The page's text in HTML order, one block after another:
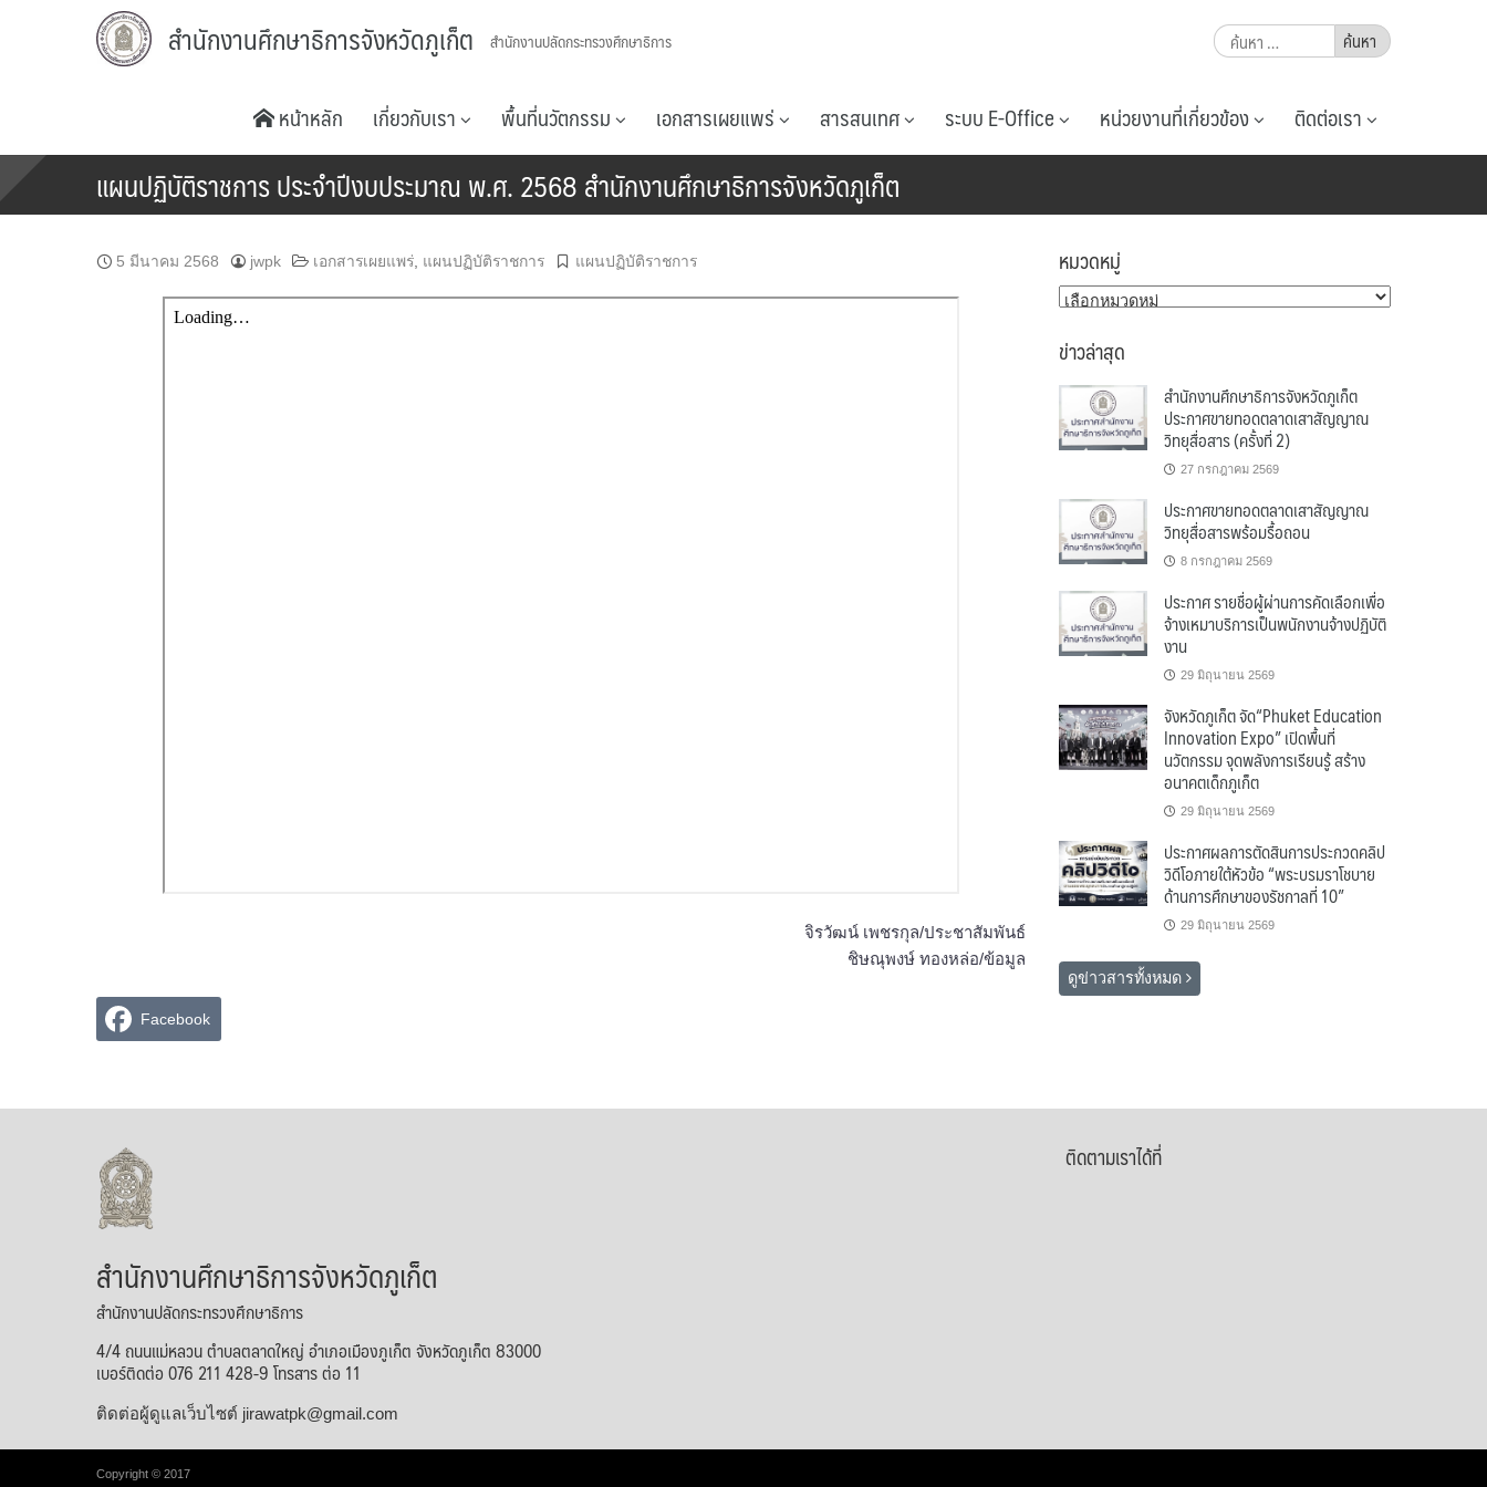
สำนักงานศึกษาธิการจังหวัดภูเก็ต สำนักงานปลัดกระทรวงศึกษาธิการ
ค้นหา
สำหรับ:
หน้าหลัก เกี่ยวกับเรา พื้นที่นวัตกรรม เอกสารเผยแพร่ สารสนเทศ ระบบ E-Office หน่วยงานที่เกี่ยวข้อง ติดต่อเรา
แผนปฏิบัติราชการ ประจำปีงบประมาณ พ.ศ. 2568 สำนักงานศึกษาธิการจังหวัดภูเก็ต
5 มีนาคม 2568 jwpk เอกสารเผยแพร่ แผนปฏิบัติราชการ แผนปฏิบัติราชการ
จิรวัฒน์ เพชรกุล/ประชาสัมพันธ์
ชิษณุพงษ์ ทองหล่อ/ข้อมูล
Facebook
หมวดหมู่
หมวด
ข่าวล่าสุด
สำนักงานศึกษาธิการจังหวัดภูเก็ต
ประกาศขายทอดตลาดเสาสัญญาณ
วิทยุสื่อสาร (ครั้งที่ 2)
27 กรกฎาคม 2569
ประกาศขายทอดตลาดเสาสัญญาณ
วิทยุสื่อสารพร้อมรื้อถอน
8 กรกฎาคม 2569
ประกาศ รายชื่อผู้ผ่านการคัดเลือกเพื่อ
จ้างเหมาบริการเป็นพนักงานจ้างปฏิบัติ
งาน
29 มิถุนายน 2569
จังหวัดภูเก็ต จัด“Phuket Education
Innovation Expo” เปิดพื้นที่
นวัตกรรม จุดพลังการเรียนรู้ สร้าง
อนาคตเด็กภูเก็ต
29 มิถุนายน 2569
ประกาศผลการตัดสินการประกวดคลิป
วิดีโอภายใต้หัวข้อ “พระบรมราโชบาย
ด้านการศึกษาของรัชกาลที่ 10”
29 มิถุนายน 2569
ดูข่าวสารทั้งหมด
สำนักงานศึกษาธิการจังหวัดภูเก็ต
สำนักงานปลัดกระทรวงศึกษาธิการ
4/4 ถนนแม่หลวน ตำบลตลาดใหญ่ อำเภอเมืองภูเก็ต จังหวัดภูเก็ต 83000
เบอร์ติดต่อ 076 211 428-9 โทรสาร ต่อ 11
ติดต่อผู้ดูแลเว็บไซต์ jirawatpk@gmail.com
ติดตามเราได้ที่
Copyright © 2017